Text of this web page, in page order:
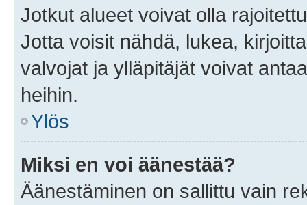
Jotkut alueet voivat olla
Jotta voisit nähdä, lukea,
valvojat ja ylläpitäjät voivat
heihin.
Ylös
Miksi en voi äänestää?
Äänestäminen on sallittu vain